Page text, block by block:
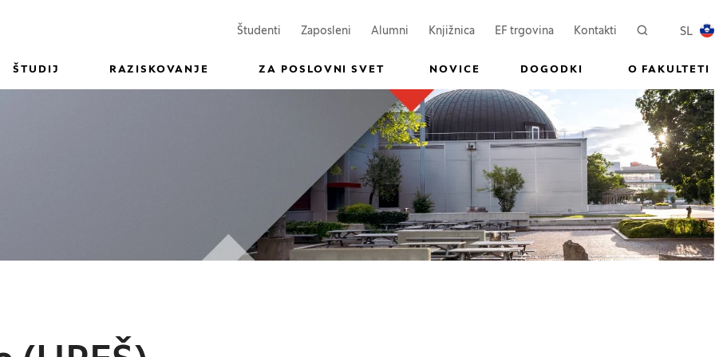
Študenti (Odpre se v novem oknu)
Zaposleni (Odpre se v novem oknu)
Alumni Knjižnica EF trgovina(Odpre se v novem oknu)
Kontakti Iskanje SL
ŠTUDIJ RAZISKOVANJE ZA POSLOVNI SVET NOVICE DOGODKI O FAKULTETI